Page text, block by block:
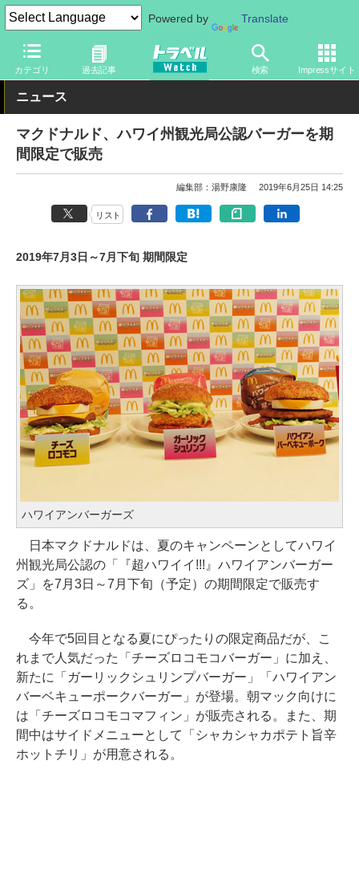
Powered by Translate
カテゴリ 過去記事 検索 Impressサイト
トラベル Watch 地域 海外旅行 ハワイ
ニュース
マクドナルド、ハワイ州観光局公認バーガーを期
間限定で販売
編集部：湯野康隆 2019年6月25日 14:25
リスト
2019年7月3日～7月下旬 期間限定
ハワイアンバーガーズ
日本マクドナルドは、夏のキャンペーンとしてハワイ
州観光局公認の「『超ハワイイ!!!』ハワイアンバーガー
ズ」を7月3日～7月下旬（予定）の期間限定で販売す
る。
今年で5回目となる夏にぴったりの限定商品だが、こ
れまで人気だった「チーズロコモコバーガー」に加え、
新たに「ガーリックシュリンプバーガー」「ハワイアン
バーベキューポークバーガー」が登場。朝マック向けに
は「チーズロコモコマフィン」が販売される。また、期
間中はサイドメニューとして「シャカシャカポテト旨辛
ホットチリ」が用意される。